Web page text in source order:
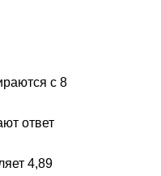
с 8
ответ
4,89